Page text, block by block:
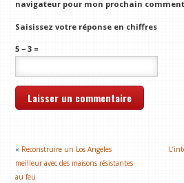
navigateur pour mon prochain
Saisissez votre réponse en chiffres
5 − 3 =
« Reconstruire un Los Angeles
meilleur avec des maisons résistantes
au feu